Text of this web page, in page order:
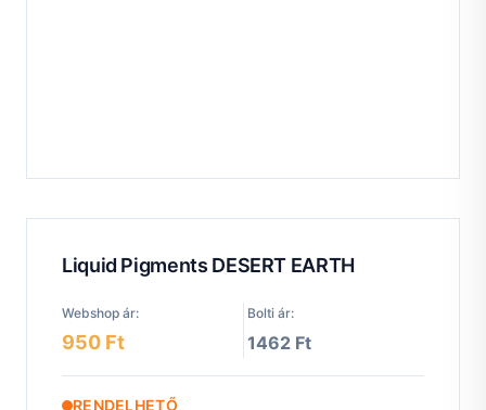
Liquid Pigments DESERT EARTH
Webshop ár: Bolti ár:
950 Ft 1462 Ft
RENDELHETŐ